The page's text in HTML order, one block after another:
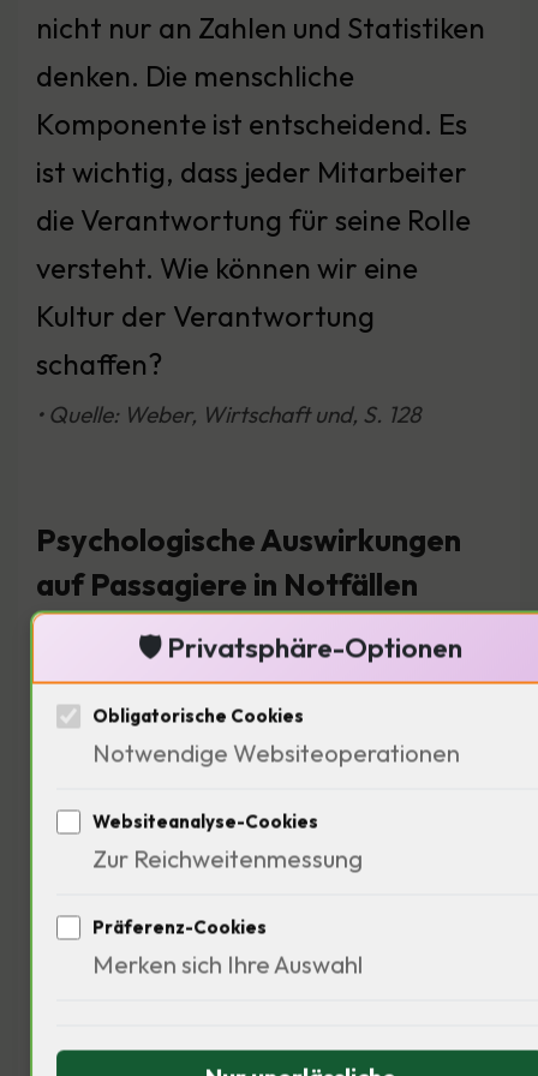
nicht nur an Zahlen und Statistiken
denken. Die menschliche
Komponente ist entscheidend. Es
ist wichtig, dass jeder Mitarbeiter
die Verantwortung für seine Rolle
versteht. Wie können wir eine
Kultur der Verantwortung
schaffen?
• Quelle: Weber, Wirtschaft und, S. 128
Psychologische Auswirkungen
auf Passagiere in Notfällen
Krisensituationen sind die
psychologischen Auswirkungen
enorm. 70% der Passagiere erleben
🛡️ Privatsphäre-Optionen
Obligatorische Cookies
Notwendige Websiteoperationen
Websiteanalyse-Cookies
Zur Reichweitenmessung
Präferenz-Cookies
Merken sich Ihre Auswahl